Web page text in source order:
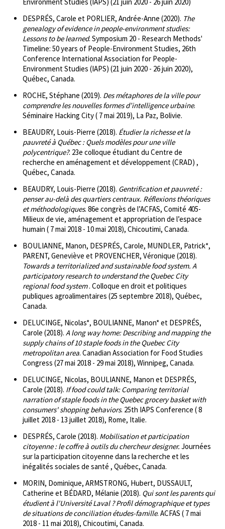
DESPRÉS, Carole et PORLIER, Andrée-Anne (2020). The
genealogy of evidence in people-environment studies:
Lessons to be learned. Symposium 20 - Research Methods'
Timeline: 50 years of People-Environment Studies, 26th
Conference International Association for People-
Environment Studies (IAPS) (21 juin 2020 - 26 juin 2020),
Québec, Canada.
ROCHE, Stéphane (2019). Des métaphores de la ville pour
comprendre les nouvelles formes d’intelligence urbaine.
Séminaire Hacking City ( 7 mai 2019), La Paz, Bolivie.
BEAUDRY, Louis-Pierre (2018). Étudier la richesse et la
pauvreté à Québec : Quels modèles pour une ville
polycentrique?. 23e colloque étudiant du Centre de
recherche en aménagement et développement (CRAD) ,
Québec, Canada.
BEAUDRY, Louis-Pierre (2018). Gentrification et pauvreté :
penser au-delà des quartiers centraux. Réflexions théoriques
et méthodologiques. 86e congrès de l’ACFAS, Comité 405-
Milieux de vie, aménagement et appropriation de l’espace
humain ( 7 mai 2018 - 10 mai 2018), Chicoutimi, Canada.
BOULIANNE, Manon, DESPRÉS, Carole, MUNDLER, Patrick*,
PARENT, Geneviève et PROVENCHER, Véronique (2018).
Towards a territorialized and sustainable food system. A
participatory research to understand the Quebec City
regional food system. Colloque en droit et politiques
publiques agroalimentaires (25 septembre 2018), Québec,
Canada.
DELUCINGE, Nicolas*, BOULIANNE, Manon* et DESPRÉS,
Carole (2018). A long way home: Describing and mapping the
supply chains of 10 staple foods in the Quebec City
metropolitan area. Canadian Association for Food Studies
Congress (27 mai 2018 - 29 mai 2018), Winnipeg, Canada.
DELUCINGE, Nicolas, BOULIANNE, Manon et DESPRÉS,
Carole (2018). If food could talk: Comparing territorial
narration of staple foods in the Quebec grocery basket with
consumers' shopping behaviors. 25th IAPS Conference ( 8
juillet 2018 - 13 juillet 2018), Rome, Italie.
DESPRÉS, Carole (2018). Mobilisation et participation
citoyenne : le coffre à outils du chercheur designer. Journées
sur la participation citoyenne dans la recherche et les
inégalités sociales de santé , Québec, Canada.
MORIN, Dominique, ARMSTRONG, Hubert, DUSSAULT,
Catherine et BÉDARD, Mélanie (2018). Qui sont les parents qui
étudient à l'Université Laval ? Profil démographique et types
de situations de conciliation études-famille. ACFAS ( 7 mai
2018 - 11 mai 2018), Chicoutimi, Canada.